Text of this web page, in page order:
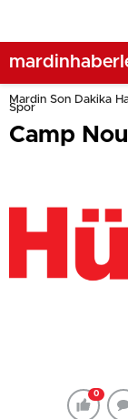
Mardin Son Dakika
Spor
Camp
0